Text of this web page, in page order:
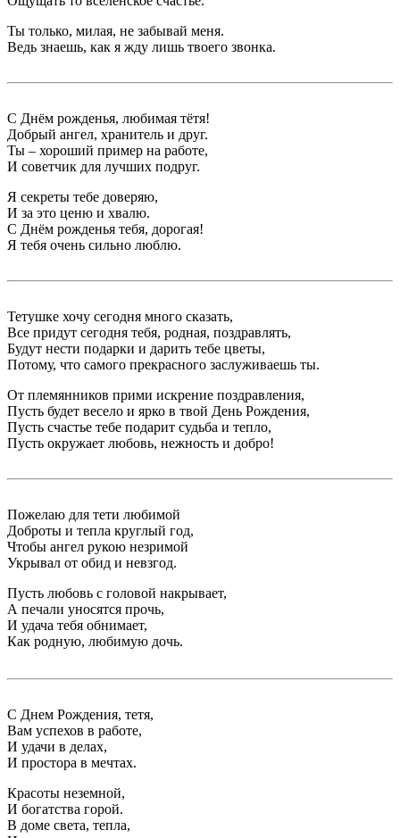
Ты только, милая, не забывай меня.
Ведь знаешь, как я жду лишь твоего звонка.
С Днём рожденья, любимая тётя!
Добрый ангел, хранитель и друг.
Ты – хороший пример на работе,
И советчик для лучших подруг.
Я секреты тебе доверяю,
И за это ценю и хвалю.
С Днём рожденья тебя, дорогая!
Я тебя очень сильно люблю.
Тетушке хочу сегодня много сказать,
Все придут сегодня тебя, родная, поздравлять,
Будут нести подарки и дарить тебе цветы,
Потому, что самого прекрасного заслуживаешь ты.
От племянников прими искрение поздравления,
Пусть будет весело и ярко в твой День Рождения,
Пусть счастье тебе подарит судьба и тепло,
Пусть окружает любовь, нежность и добро!
Пожелаю для тети любимой
Доброты и тепла круглый год,
Чтобы ангел рукою незримой
Укрывал от обид и невзгод.
Пусть любовь с головой накрывает,
А печали уносятся прочь,
И удача тебя обнимает,
Как родную, любимую дочь.
С Днем Рождения, тетя,
Вам успехов в работе,
И удачи в делах,
И простора в мечтах.
Красоты неземной,
И богатства горой.
В доме света, тепла,